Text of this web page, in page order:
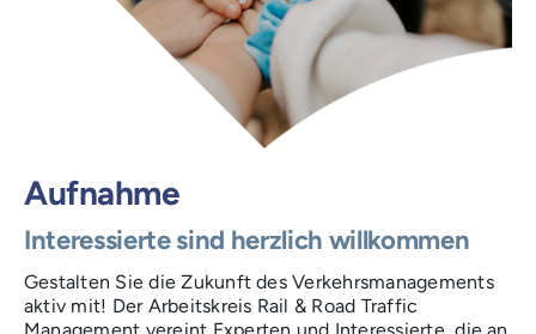
Aufnahme
Interessierte sind herzlich willkommen
Gestalten Sie die Zukunft des Verkehrsmanagements
aktiv mit! Der Arbeitskreis Rail & Road Traffic